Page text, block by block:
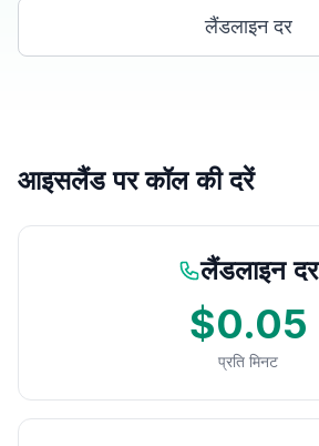
लैंडलाइन दर
आइसलैंड पर कॉल की दरें
लैंडलाइन दर
$0.05
प्रति मिनट